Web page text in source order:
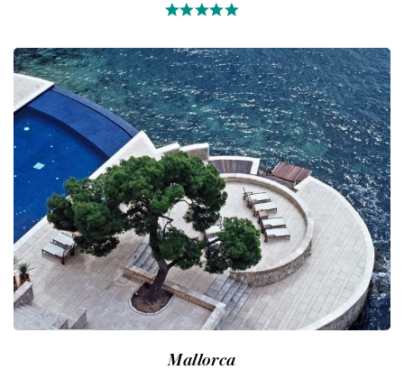
Mallorca